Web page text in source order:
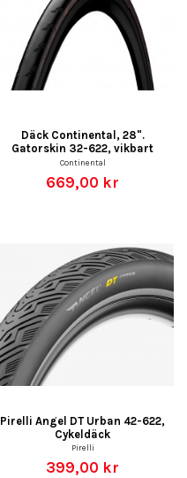
Däck Continental, 28".
Gatorskin 32-622, vikbart
Continental
669,00 kr
Pirelli Angel DT Urban 42-622,
Cykeldäck
Pirelli
399,00 kr